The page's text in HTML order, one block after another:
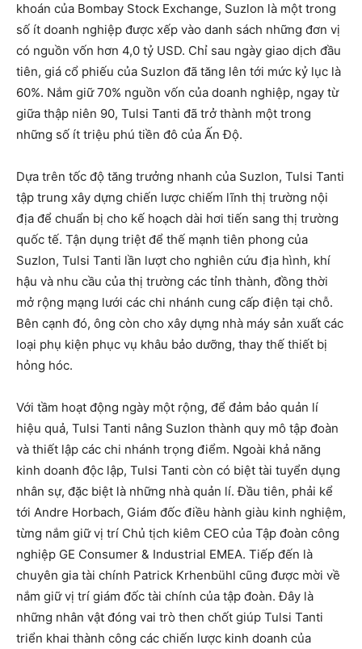
khoán của Bombay Stock Exchange, Suzlon là một trong
số ít doanh nghiệp được xếp vào danh sách những đơn vị
có nguồn vốn hơn 4,0 tỷ USD. Chỉ sau ngày giao dịch đầu
tiên, giá cổ phiếu của Suzlon đã tăng lên tới mức kỷ lục là
60%. Nắm giữ 70% nguồn vốn của doanh nghiệp, ngay từ
giữa thập niên 90, Tulsi Tanti đã trở thành một trong
những số ít triệu phú tiền đô của Ấn Độ.
Dựa trên tốc độ tăng trưởng nhanh của Suzlon, Tulsi Tanti
tập trung xây dựng chiến lược chiếm lĩnh thị trường nội
địa để chuẩn bị cho kế hoạch dài hơi tiến sang thị trường
quốc tế. Tận dụng triệt để thế mạnh tiên phong của
Suzlon, Tulsi Tanti lần lượt cho nghiên cứu địa hình, khí
hậu và nhu cầu của thị trường các tỉnh thành, đồng thời
mở rộng mạng lưới các chi nhánh cung cấp điện tại chỗ.
Bên cạnh đó, ông còn cho xây dựng nhà máy sản xuất các
loại phụ kiện phục vụ khâu bảo dưỡng, thay thế thiết bị
hỏng hóc.
Với tầm hoạt động ngày một rộng, để đảm bảo quản lí
hiệu quả, Tulsi Tanti nâng Suzlon thành quy mô tập đoàn
và thiết lập các chi nhánh trọng điểm. Ngoài khả năng
kinh doanh độc lập, Tulsi Tanti còn có biệt tài tuyển dụng
nhân sự, đặc biệt là những nhà quản lí. Đầu tiên, phải kể
tới Andre Horbach, Giám đốc điều hành giàu kinh nghiệm,
từng nắm giữ vị trí Chủ tịch kiêm CEO của Tập đoàn công
nghiệp GE Consumer & Industrial EMEA. Tiếp đến là
chuyên gia tài chính Patrick Krhenbühl cũng được mời về
nắm giữ vị trí giám đốc tài chính của tập đoàn. Đây là
những nhân vật đóng vai trò then chốt giúp Tulsi Tanti
triển khai thành công các chiến lược kinh doanh của